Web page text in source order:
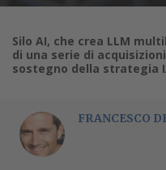
Silo AI, che crea LLM
di una serie di
sostegno della strategia
FRANCESCO